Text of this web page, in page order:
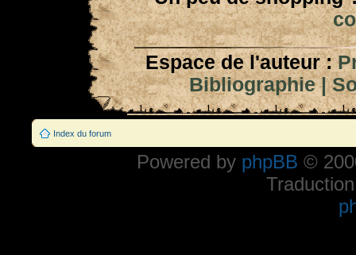
Espace de l'auteur :
Bibliographie|
Index du forum
Powered by phpBB ©